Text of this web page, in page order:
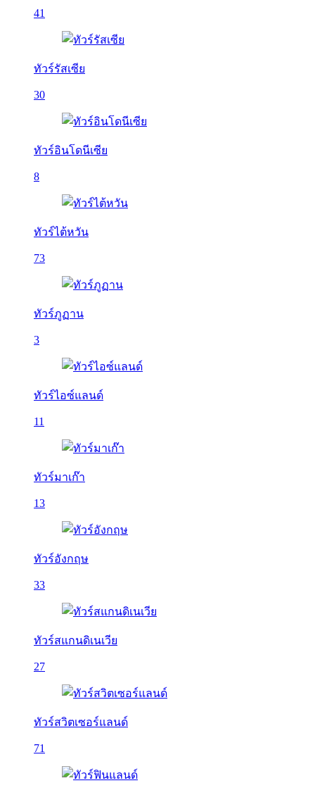
41
ทัวร์รัสเซีย
30
ทัวร์อินโดนีเซีย
8
ทัวร์ไต้หวัน
73
ทัวร์ภูฏาน
3
ทัวร์ไอซ์แลนด์
11
ทัวร์มาเก๊า
13
ทัวร์อังกฤษ
33
ทัวร์สแกนดิเนเวีย
27
ทัวร์สวิตเซอร์แลนด์
71